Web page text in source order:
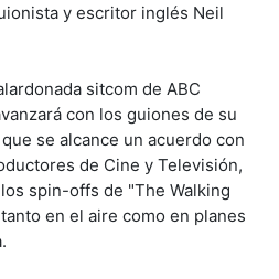
y escritor inglés Neil
sitcom de ABC
con los guiones de su
se alcance un acuerdo con
de Cine y Televisión,
spin-offs de "The Walking
en el aire como en planes